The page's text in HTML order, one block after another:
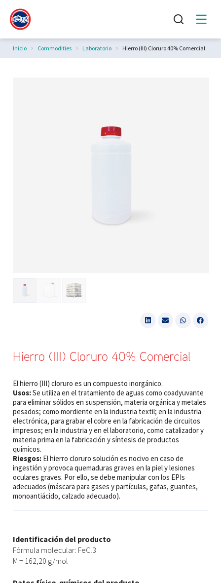
Estás aquí:
Inicio Commodities Laboratorio Hierro (III) Cloruro 40% Comercial
Hierro (III) Cloruro 40% Comercial
El hierro (III) cloruro es un compuesto inorgánico.
Usos:Se utiliza en el tratamiento de aguas como coadyuvante
para eliminar sólidos en suspensión, materia orgánica y metales
pesados; como mordiente en la industria textil; en la industria
electrónica, para grabar el cobre en la fabricación de circuitos
impresos; en la industria y en el laboratorio, como catalizador y
materia prima en la fabricación y síntesis de productos
químicos.
Riesgos: El hierro cloruro solución es nocivo en caso de
ingestión y provoca quemaduras graves en la piel y lesiones
oculares graves. Por ello, se debe manipular con los EPIs
adecuados (máscara para gases y partículas, gafas, guantes,
monoantiácido, calzado adecuado).
Identificación del producto
Fórmula molecular: FeCl3
M = 162,20 g/mol